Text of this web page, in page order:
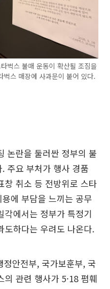
벅스 불매 운동이 확산될 조짐을
스 매장에 사과문이 붙어 있다.
논란을 둘러싼 정부의 불
주요 부처가 행사 경품
창 취소 등 전방위로 스타
에 부담을 느끼는 공무
각에서는 정부가 특정기
도하다는 우려도 나온다.
안전부, 국가보훈부, 국
관련 행사가 5·18 폄훼